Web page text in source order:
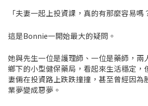
「夫妻一起上投資課，真的有那麼容易嗎
這是Bonnie一開始最大的疑問。
她與先生一位是護理師、一位是藥師，兩
鄉下的小型健保藥局，看起來生活穩定，
妻倆在投資路上跌跌撞撞，甚至曾經因為
業夢變成惡夢。